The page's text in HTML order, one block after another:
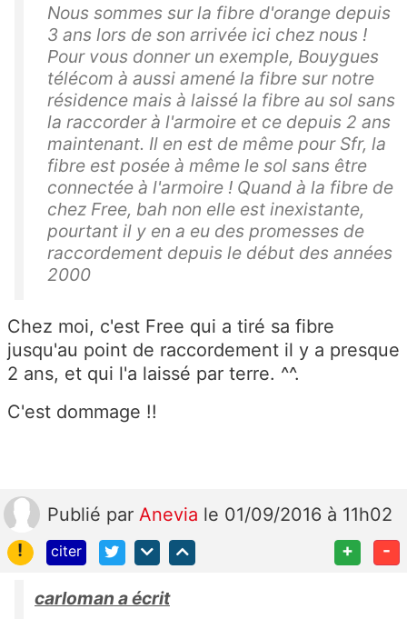
Nous sommes sur la fibre d'orange depuis
3 ans lors de son arrivée ici chez nous !
Pour vous donner un exemple, Bouygues
télécom à aussi amené la fibre sur notre
résidence mais à laissé la fibre au sol sans
la raccorder à l'armoire et ce depuis 2 ans
maintenant. Il en est de même pour Sfr, la
fibre est posée à même le sol sans être
connectée à l'armoire ! Quand à la fibre de
chez Free, bah non elle est inexistante,
pourtant il y en a eu des promesses de
raccordement depuis le début des années
2000
Chez moi, c'est Free qui a tiré sa fibre
jusqu'au point de raccordement il y a presque
2 ans, et qui l'a laissé par terre. ^^.
C'est dommage !!
Publié par Anevia le 01/09/2016 à 11h02
!
citer + -
carloman a écrit